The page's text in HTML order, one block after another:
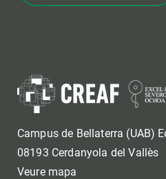
Campus de Bellaterra (UAB)
08193 Cerdanyola del Vallès
Veure mapa